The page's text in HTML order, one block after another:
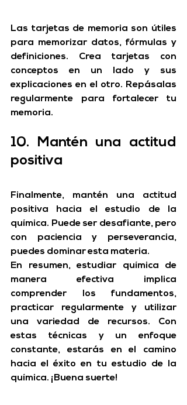
Las tarjetas de memoria son útiles
para memorizar datos, fórmulas y
definiciones. Crea tarjetas con
conceptos en un lado y sus
explicaciones en el otro. Repásalas
regularmente para fortalecer tu
memoria.
10. Mantén una actitud
positiva
Finalmente, mantén una actitud
positiva hacia el estudio de la
química. Puede ser desafiante, pero
con paciencia y perseverancia,
puedes dominar esta materia.
En resumen, estudiar química de
manera efectiva implica
comprender los fundamentos,
practicar regularmente y utilizar
una variedad de recursos. Con
estas técnicas y un enfoque
constante, estarás en el camino
hacia el éxito en tu estudio de la
química. ¡Buena suerte!